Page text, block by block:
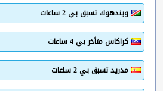
ويندهوك تسبق بي 2 ساعات
كراكاس متأخر بي 4 ساعات
مدريد تسبق بي 2 ساعات